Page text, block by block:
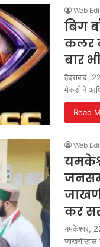
Web
बिग
कलर
बार
हैदराबाद,
मेकर्स ने
Read
Web
कर
यमकेश्वर,
जाखणीखाल